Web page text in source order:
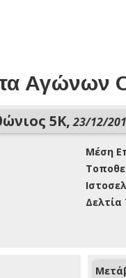
Αγώνων
5Κ,23/12/
Μέση